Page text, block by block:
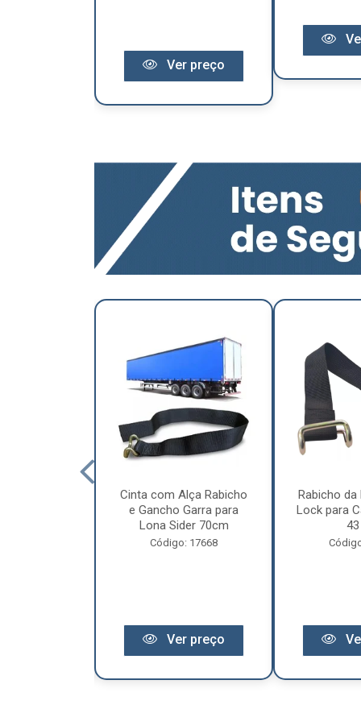
Ver preço
Cinta com Alça Rabicho
e Gancho Garra para
Lona Sider 70cm
Código: 17668
Ver preço
Rabicho da
Lock para